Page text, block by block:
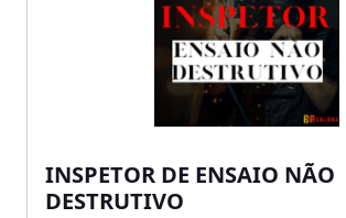
INSPETOR DE ENSAIO NÃO
DESTRUTIVO